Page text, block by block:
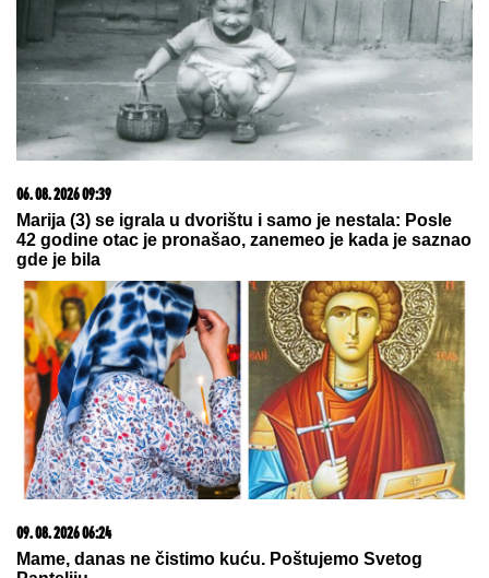
"ILIJAN UŽIVA KAO PRINC, NE ISPUŠTAMO GA IZ
RUKU"Ceca Ražnatović o unuku, porodici Gudelj i
Anastasiji: "Odlično se snašla, nisam je savetovala",
spomenula i novi album posle 10 godina
Crvena zvezda - Novi Pazar: Šok na
"Marakani", crveni karton za crveno-
bele
NEDELjNI HOROSKOP OD 9. DO 15.
AVGUSTA: Ovna očekuje sudbinski
susret, Lava "španska serija" u
ljubavi, Strelca uvećanje prihoda